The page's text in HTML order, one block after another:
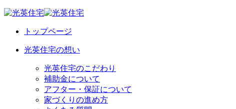
トップページ
光英住宅の想い
光英住宅のこだわり
補助金について
アフター・保証について
家づくりの進め方